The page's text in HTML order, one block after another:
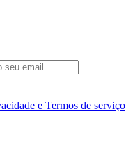
e Termos de serviço